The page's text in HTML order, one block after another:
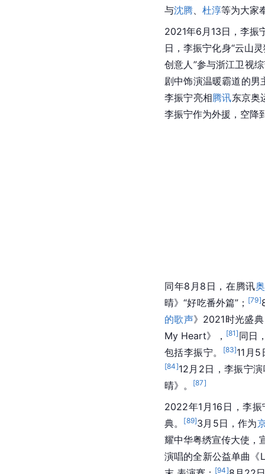
与沈腾 杜淳等为大家
2021年6月13日，李振
日，李振宁化身“云山
创意人”参与浙江卫视
剧中饰演温暖霸道的男
李振宁亮相腾讯东京奥
李振宁作为外援，空降
同年8月8日，在腾讯
晴》“好吃番外篇”； [79]
的歌声》2021时光盛
My Heart》， [81] 同日
包括李振宁。
[83]11月
[84]12月2日，李振宁
晴》。
[87]
2022年1月16日，李
典。
[89]3月5日，作为
耀中华粤绣宣传大使，
演唱的全新公益单曲《
[94]